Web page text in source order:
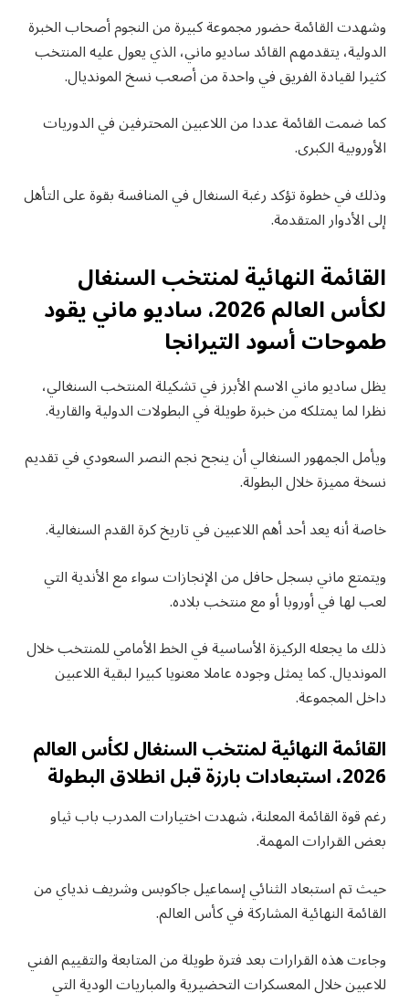
وشهدت القائمة حضور مجموعة كبيرة من النجوم أصحاب الخبرة
الدولية، يتقدمهم القائد ساديو ماني، الذي يعول عليه المنتخب
كثيرا لقيادة الفريق في واحدة من أصعب نسخ المونديال.
كما ضمت القائمة عددا من اللاعبين المحترفين في الدوريات
الأوروبية الكبرى.
وذلك في خطوة تؤكد رغبة السنغال في المنافسة بقوة على التأهل
إلى الأدوار المتقدمة.
القائمة النهائية لمنتخب السنغال
لكأس العالم 2026، ساديو ماني يقود
طموحات أسود التيرانجا
يظل ساديو ماني الاسم الأبرز في تشكيلة المنتخب السنغالي،
نظرا لما يمتلكه من خبرة طويلة في البطولات الدولية والقارية.
ويأمل الجمهور السنغالي أن ينجح نجم النصر السعودي في تقديم
نسخة مميزة خلال البطولة.
خاصة أنه يعد أحد أهم اللاعبين في تاريخ كرة القدم السنغالية.
ويتمتع ماني بسجل حافل من الإنجازات سواء مع الأندية التي
لعب لها في أوروبا أو مع منتخب بلاده.
ذلك ما يجعله الركيزة الأساسية في الخط الأمامي للمنتخب خلال
المونديال. كما يمثل وجوده عاملا معنويا كبيرا لبقية اللاعبين
داخل المجموعة.
القائمة النهائية لمنتخب السنغال لكأس العالم
2026، استبعادات بارزة قبل انطلاق البطولة
رغم قوة القائمة المعلنة، شهدت اختيارات المدرب باب ثياو
بعض القرارات المهمة.
حيث تم استبعاد الثنائي إسماعيل جاكوبس وشريف ندياي من
القائمة النهائية المشاركة في كأس العالم.
وجاءت هذه القرارات بعد فترة طويلة من المتابعة والتقييم الفني
للاعبين خلال المعسكرات التحضيرية والمباريات الودية التي